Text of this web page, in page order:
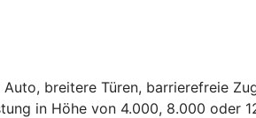
breitere Türen, barrierefreie
in Höhe von 4.000, 8.000 oder